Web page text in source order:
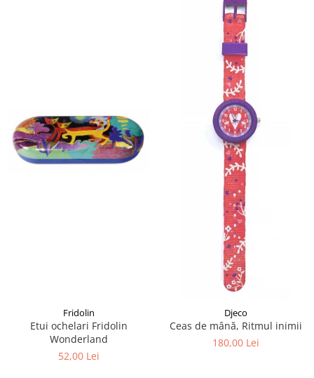
Fridolin
Etui ochelari Fridolin
Wonderland
52,00 Lei
Djeco
Ceas de mână, Ritmul inimii
180,00 Lei